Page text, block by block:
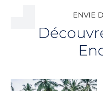
ENVIE